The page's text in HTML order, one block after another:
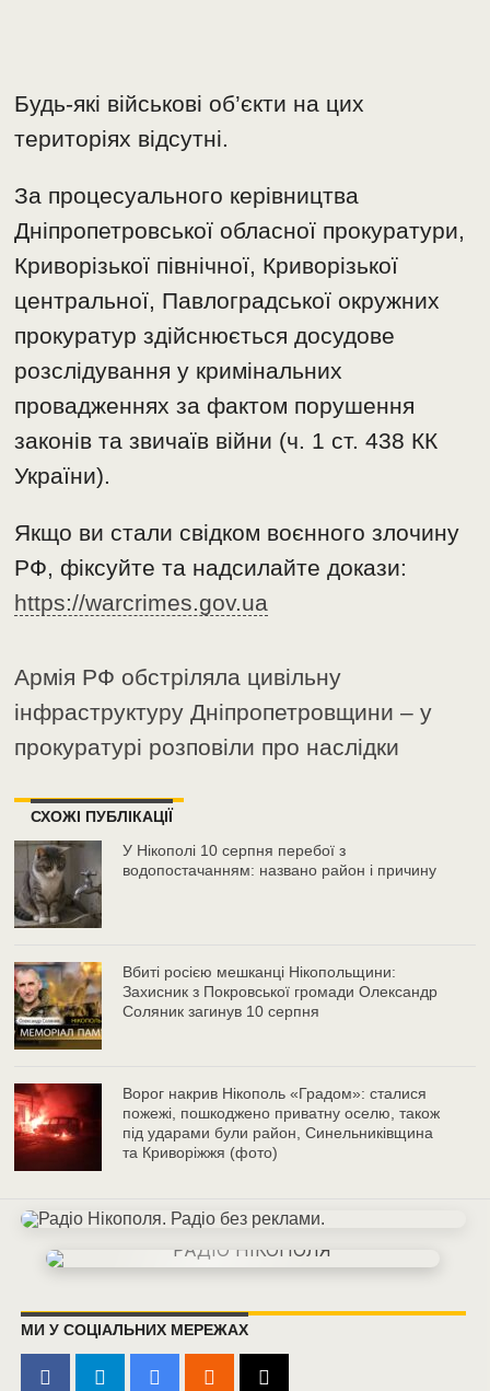
Будь-які військові об’єкти на цих
територіях відсутні.
За процесуального керівництва
Дніпропетровської обласної прокуратури,
Криворізької північної, Криворізької
центральної, Павлоградської окружних
прокуратур здійснюється досудове
розслідування у кримінальних
провадженнях за фактом порушення
законів та звичаїв війни (ч. 1 ст. 438 КК
України).
Якщо ви стали свідком воєнного злочину
РФ, фіксуйте та надсилайте докази:
https://warcrimes.gov.ua
Армія РФ обстріляла цивільну
інфраструктуру Дніпропетровщини – у
прокуратурі розповіли про наслідки
СХОЖІ ПУБЛІКАЦІЇ
У Нікополі 10 серпня перебої з
водопостачанням: названо район і причину
Вбиті росією мешканці Нікопольщини:
Захисник з Покровської громади Олександр
Соляник загинув 10 серпня
Ворог накрив Нікополь «Градом»: сталися
пожежі, пошкоджено приватну оселю, також
під ударами були район, Синельниківщина
та Криворіжжя (фото)
МИ У СОЦІАЛЬНИХ МЕРЕЖАХ